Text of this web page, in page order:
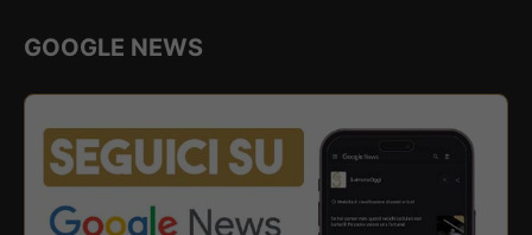
GOOGLE NEWS